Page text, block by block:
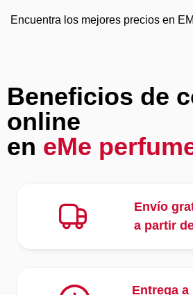
Encuentra los mejores precios en
Beneficios de
online
en eMe
Envío
a partir
Entrega